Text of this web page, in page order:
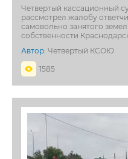
Четвертый кассационный
рассмотрел жалобу
самовольно занятого
собственности
Автор: Четвертый КСОЮ
1585